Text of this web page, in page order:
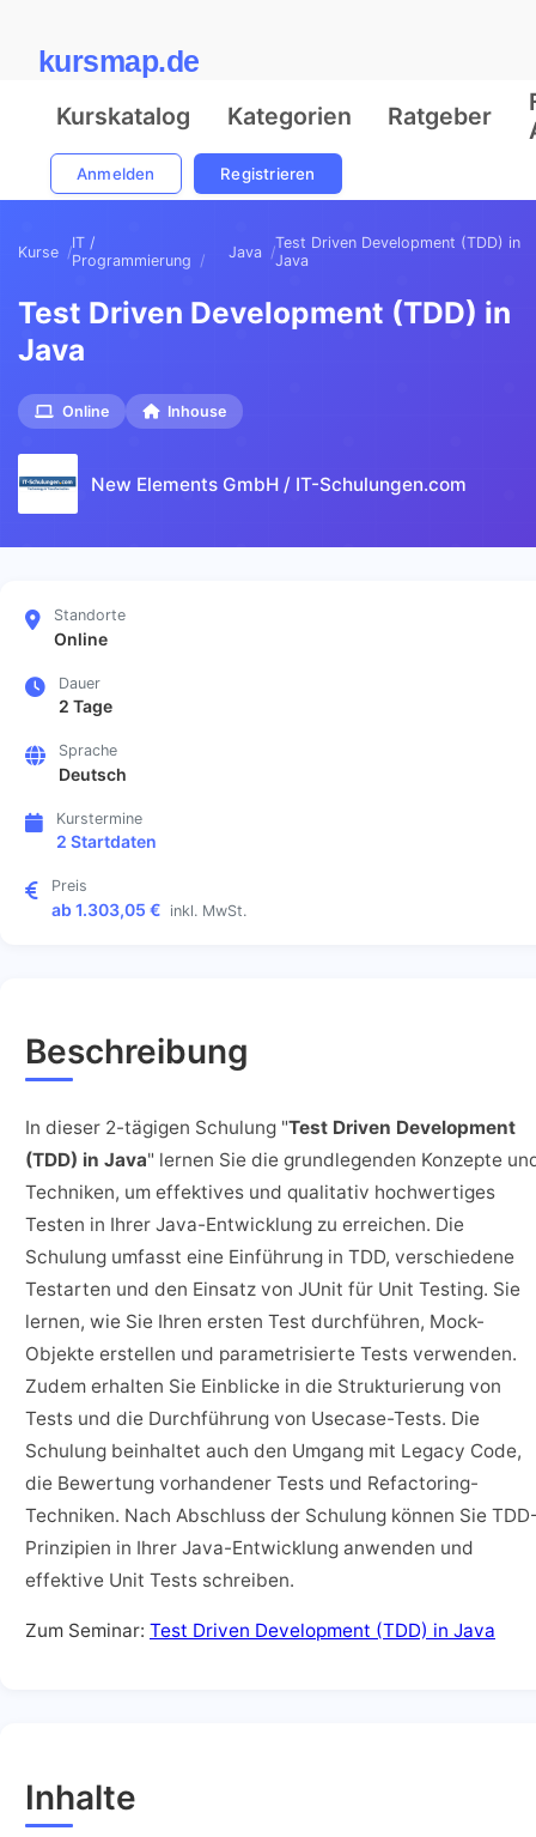
kursmap.de
Kurskatalog Kategorien Ratgeber
Anmelden Registrieren
Kurse
IT /
Programmierung
Java
Test Driven Development (TDD) in
Java
Test Driven Development (TDD) in
Java
Online Inhouse
New Elements GmbH / IT-Schulungen.com
Standorte
Online
Dauer
2 Tage
Sprache
Deutsch
Kurstermine
2 Startdaten
Preis
ab 1.303,05 € inkl. MwSt.
Beschreibung
In dieser 2-tägigen Schulung "Test Driven Development
(TDD) in Java" lernen Sie die grundlegenden Konzepte
Techniken, um effektives und qualitativ hochwertiges
Testen in Ihrer Java-Entwicklung zu erreichen. Die
Schulung umfasst eine Einführung in TDD, verschiedene
Testarten und den Einsatz von JUnit für Unit Testing. Sie
lernen, wie Sie Ihren ersten Test durchführen, Mock-
Objekte erstellen und parametrisierte Tests verwenden.
Zudem erhalten Sie Einblicke in die Strukturierung von
Tests und die Durchführung von Usecase-Tests. Die
Schulung beinhaltet auch den Umgang mit Legacy Code,
die Bewertung vorhandener Tests und Refactoring-
Techniken. Nach Abschluss der Schulung können Sie
Prinzipien in Ihrer Java-Entwicklung anwenden und
effektive Unit Tests schreiben.
Zum Seminar: Test Driven Development (TDD) in Java
Inhalte